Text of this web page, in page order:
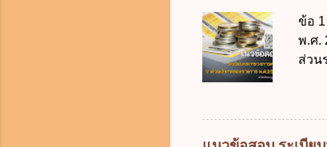
ควบ
ไม่มี
คุ้มค
ข้อ 1
พ.ศ.
ส่วน
ง.
จาก